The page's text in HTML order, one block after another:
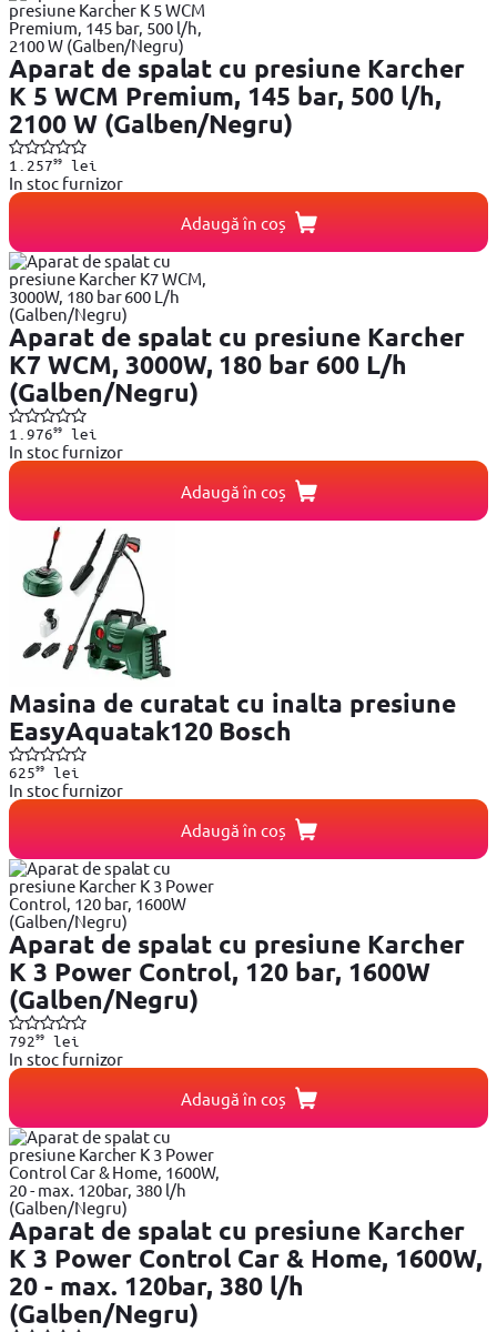
Aparat de spalat cu presiune Karcher
K 5 WCM Premium, 145 bar, 500 l/h,
2100 W (Galben/Negru)
1.25799lei
In stoc furnizor
Adaugă în coș
Aparat de spalat cu presiune Karcher
K7 WCM, 3000W, 180 bar 600 L/h
(Galben/Negru)
1.97699lei
In stoc furnizor
Adaugă în coș
Masina de curatat cu inalta presiune
EasyAquatak120 Bosch
62599lei
In stoc furnizor
Adaugă în coș
Aparat de spalat cu presiune Karcher
K 3 Power Control, 120 bar, 1600W
(Galben/Negru)
79299lei
In stoc furnizor
Adaugă în coș
Aparat de spalat cu presiune Karcher
K 3 Power Control Car & Home, 1600W,
20 - max. 120bar, 380 l/h
(Galben/Negru)